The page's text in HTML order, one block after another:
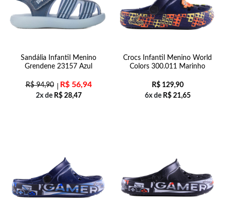
Sandália Infantil Menino
Grendene 23157 Azul
R$94,90 R$56,94
2x de R$28,47
Crocs Infantil Menino World
Colors 300.011 Marinho
R$129,90
6x de R$21,65